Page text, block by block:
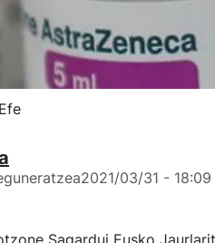
2021/03/31 - 18:09
Sagardui Eusko